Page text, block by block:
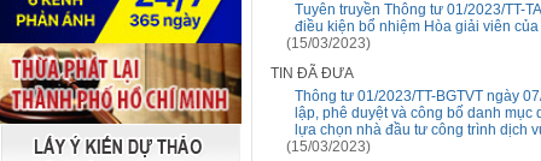
Tuyên truyền Thông tư 01/2023/TT-
điều kiện bổ nhiệm Hòa giải viên
(15/03/2023)
TIN ĐÃ ĐƯA
Thông tư 01/2023/TT-BGTVT ngày
lập, phê duyệt và công bố danh
lựa chọn nhà đầu tư công trình dịch
(15/03/2023)